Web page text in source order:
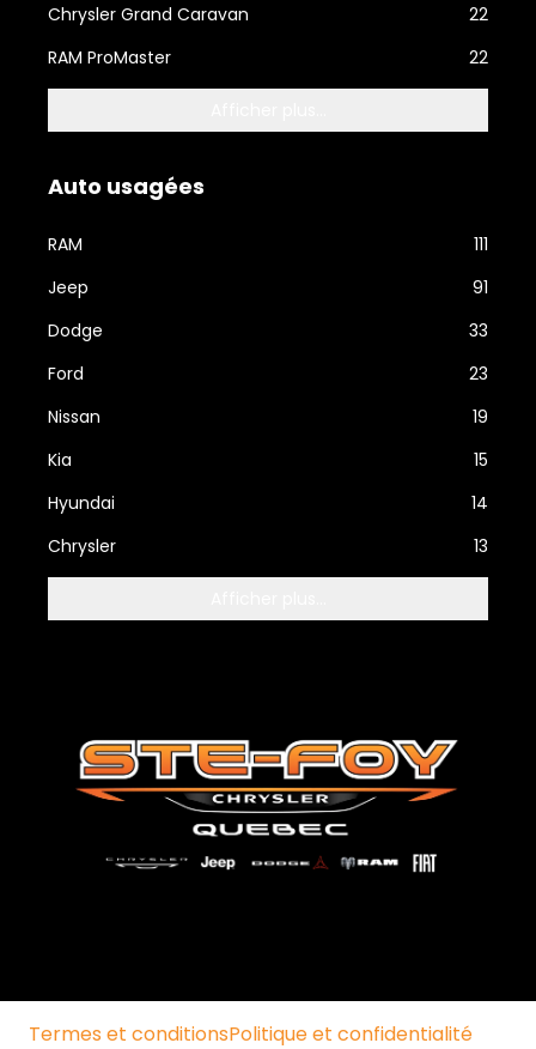
Chrysler Grand Caravan
22
RAM ProMaster
22
Auto usagées
RAM
111
Jeep
91
Dodge
33
Ford
23
Nissan
19
Kia
15
Hyundai
14
Chrysler
13
Termes et conditionsPolitique et confidentialité